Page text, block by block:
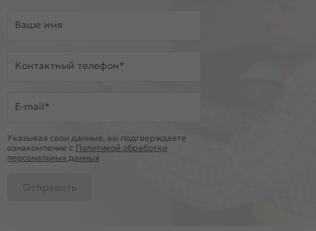
Ваше имя
Контактный телефон*
E-mail*
Указывая свои данные, вы подтверждаете
ознакомление c Политикой обработки
персональных данных
Отправить